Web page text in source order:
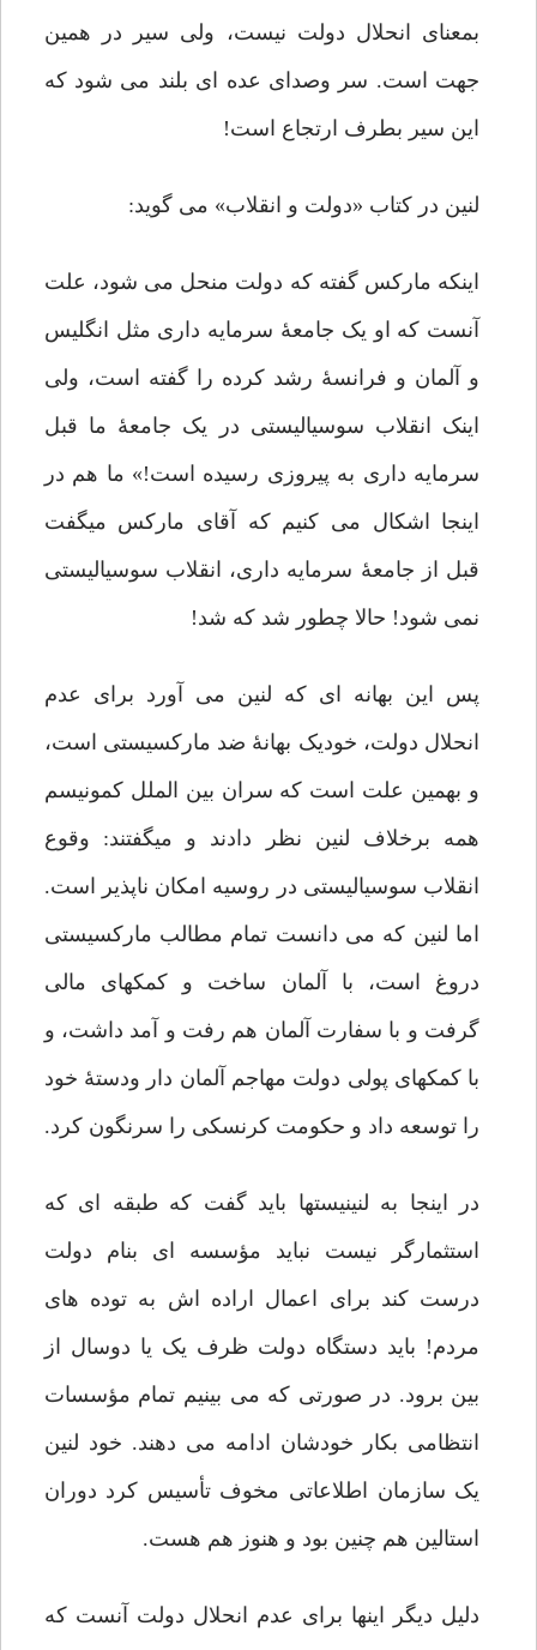
بمعنای انحلال دولت نیست، ولی سیر در همین
جهت است. سر وصدای عده ای بلند می شود که
این سیر بطرف ارتجاع است!
لنین در کتاب «دولت و انقلاب» می گوید:
اینکه مارکس گفته که دولت منحل می شود، علت
آنست که او یک جامعۀ سرمایه داری مثل انگلیس
و آلمان و فرانسۀ رشد کرده را گفته است، ولی
اینک انقلاب سوسیالیستی در یک جامعۀ ما قبل
سرمایه داری به پیروزی رسیده است!» ما هم در
اینجا اشکال می کنیم که آقای مارکس میگفت
قبل از جامعۀ سرمایه داری، انقلاب سوسیالیستی
نمی شود! حالا چطور شد که شد!
پس این بهانه ای که لنین می آورد برای عدم
انحلال دولت، خودیک بهانۀ ضد مارکسیستی است،
و بهمین علت است که سران بین الملل کمونیسم
همه برخلاف لنین نظر دادند و میگفتند: وقوع
انقلاب سوسیالیستی در روسیه امکان ناپذیر است.
اما لنین که می دانست تمام مطالب مارکسیستی
دروغ است، با آلمان ساخت و کمکهای مالی
گرفت و با سفارت آلمان هم رفت و آمد داشت، و
با کمکهای پولی دولت مهاجم آلمان دار ودستۀ خود
را توسعه داد و حکومت کرنسکی را سرنگون کرد.
در اینجا به لنینیستها باید گفت که طبقه ای که
استثمارگر نیست نباید مؤسسه ای بنام دولت
درست کند برای اعمال اراده اش به توده های
مردم! باید دستگاه دولت ظرف یک یا دوسال از
بین برود. در صورتی که می بینیم تمام مؤسسات
انتظامی بکار خودشان ادامه می دهند. خود لنین
یک سازمان اطلاعاتی مخوف تأسیس کرد دوران
استالین هم چنین بود و هنوز هم هست.
دلیل دیگر اینها برای عدم انحلال دولت آنست که